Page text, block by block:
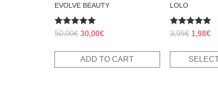
EVOLVE BEAUTY
Rated
5.00
50,00€ Original
was:
50,00€.
30,00€Current
is:
30,00€.
ADD TO CART
LOLO
Rated
5.00
3,95€ Original
was:
3,95€.
1,98€
is: